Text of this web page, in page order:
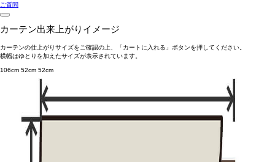
ご質問
カーテン出来上がりイメージ
カーテンの仕上がりサイズをご確認の上、「カートに入れる」ボタンを押してください。
横幅はゆとりを加えたサイズが表示されています。
106cm 52cm 52cm